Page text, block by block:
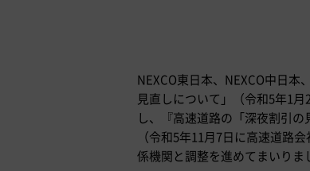
NEXCO東日本、NEXCO中日
見直しについて」（令和5年1
し、『高速道路の「深夜割引
（令和5年11月7日に高速道路
係機関と調整を進めてまいりま